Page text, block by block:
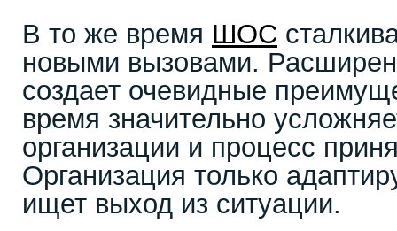
В то же время ШОС
новыми вызовами.
создает очевидные
время значительно
организации и процесс
Организация только
ищет выход из ситуации.